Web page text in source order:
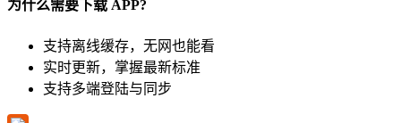
为什么需要下载 APP?
支持离线缓存，无网也能看
实时更新，掌握最新标准
支持多端登陆与同步